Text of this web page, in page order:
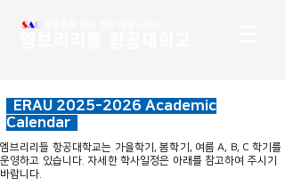
ERAU 2025-2026 Academic
Calendar
​엠브리리들 항공대학교는 가을학기, 봄학기, 여름 A, B, C 학기를
운영하고 있습니다. 자세한 학사일정은 아래를 참고하여 주시기
바랍니다.